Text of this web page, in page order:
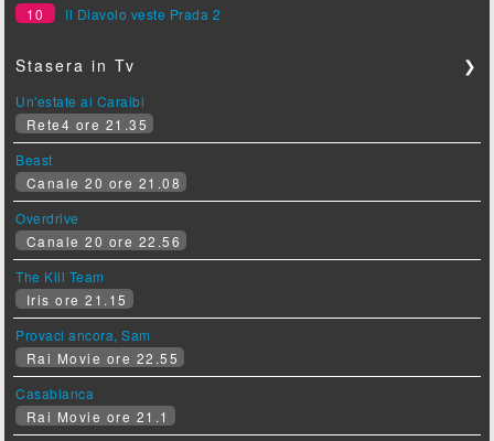
10
Il Diavolo veste Prada 2
Stasera in Tv ❯
Un'estate ai Caraibi
Rete4 ore 21.35
Beast
Canale 20 ore 21.08
Overdrive
Canale 20 ore 22.56
The Kill Team
Iris ore 21.15
Provaci ancora, Sam
Rai Movie ore 22.55
Casablanca
Rai Movie ore 21.1